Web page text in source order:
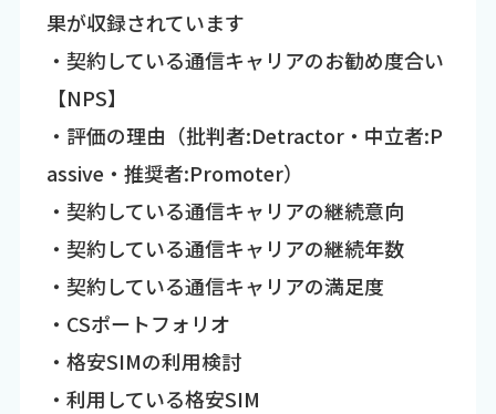
果が収録されています
・契約している通信キャリアのお勧め度合い
【NPS】
・評価の理由（批判者:Detractor・中立者:P
assive・推奨者:Promoter）
・契約している通信キャリアの継続意向
・契約している通信キャリアの継続年数
・契約している通信キャリアの満足度
・CSポートフォリオ
・格安SIMの利用検討
・利用している格安SIM